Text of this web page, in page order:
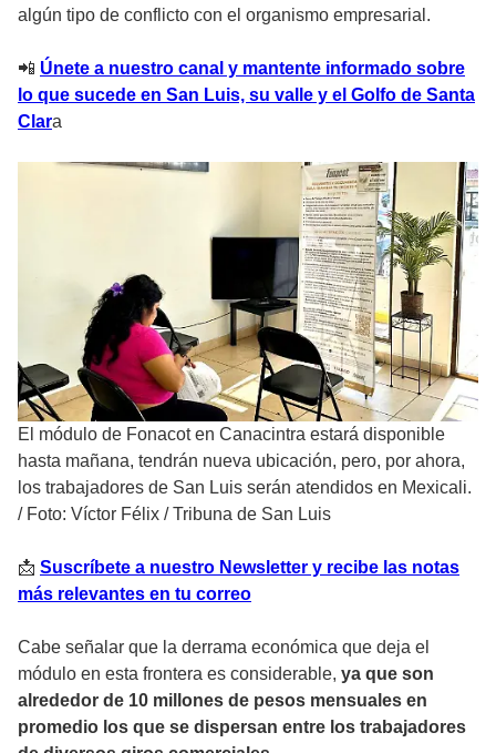
algún tipo de conflicto con el organismo empresarial.
📲 Únete a nuestro canal y mantente informado sobre
lo que sucede en San Luis, su valle y el Golfo de Santa
Clara
El módulo de Fonacot en Canacintra estará disponible
hasta mañana, tendrán nueva ubicación, pero, por ahora,
los trabajadores de San Luis serán atendidos en Mexicali.
/ Foto: Víctor Félix / Tribuna de San Luis
📩 Suscríbete a nuestro Newsletter y recibe las notas
más relevantes en tu correo
Cabe señalar que la derrama económica que deja el
módulo en esta frontera es considerable, ya que son
alrededor de 10 millones de pesos mensuales en
promedio los que se dispersan entre los trabajadores